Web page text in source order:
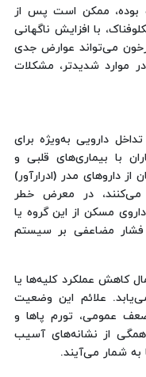
بوده، ممکن است پس از
با افزایش ناگهانی
می‌تواند عوارض جدی
موارد شدیدتر، مشکلات
دارویی به‌ویژه برای
با بیماری‌های قلبی و
داروهای مدر (ادرارآور)
می‌کنند، در معرض خطر
مسکن از این گروه یا
فشار مضاعفی بر سیستم
کاهش عملکرد کلیه‌ها یا
علائم این وضعیت
عمومی، تورم پاها و
از نشانه‌های آسیب
به شمار می‌آیند.